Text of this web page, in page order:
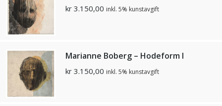
kr 3.150,00 inkl. 5% kunstavgift
Marianne Boberg – Hodeform I
kr 3.150,00 inkl. 5% kunstavgift